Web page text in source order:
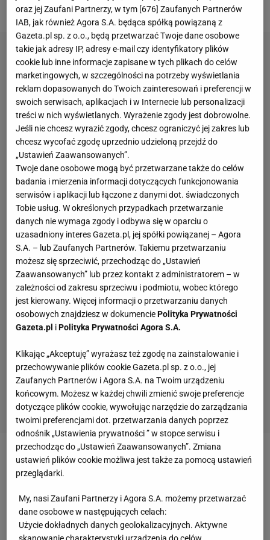
zrobił to zgodnie z przepisami.
Zobacz wideoKibole grożą, przełomowe informacje!
Co z wielkim finałem Pucharu Polski?
Kuriozum w Championship. Bramkarz ledwo
wcisnął arcyważnego gola... Powinien być uznany?
oraz jej Zaufani Partnerzy, w tym [676] Zaufanych Partnerów
IAB, jak również Agora S.A. będąca spółką powiązaną z
Gazeta.pl sp. z o.o., będą przetwarzać Twoje dane osobowe
takie jak adresy IP, adresy e-mail czy identyfikatory plików
cookie lub inne informacje zapisane w tych plikach do celów
marketingowych, w szczególności na potrzeby wyświetlania
reklam dopasowanych do Twoich zainteresowań i preferencji w
swoich serwisach, aplikacjach i w Internecie lub personalizacji
treści w nich wyświetlanych. Wyrażenie zgody jest dobrowolne.
Jeśli nie chcesz wyrazić zgody, chcesz ograniczyć jej zakres lub
chcesz wycofać zgodę uprzednio udzieloną przejdź do
„Ustawień Zaawansowanych”.
Twoje dane osobowe mogą być przetwarzane także do celów
badania i mierzenia informacji dotyczących funkcjonowania
serwisów i aplikacji lub łączone z danymi dot. świadczonych
Tobie usług. W określonych przypadkach przetwarzanie
danych nie wymaga zgody i odbywa się w oparciu o
uzasadniony interes Gazeta.pl, jej spółki powiązanej – Agora
S.A. – lub Zaufanych Partnerów. Takiemu przetwarzaniu
możesz się sprzeciwić, przechodząc do „Ustawień
Zaawansowanych” lub przez kontakt z administratorem – w
zależności od zakresu sprzeciwu i podmiotu, wobec którego
jest kierowany. Więcej informacji o przetwarzaniu danych
osobowych znajdziesz w dokumenciePolityka Prywatności
Gazeta.pl iPolityka Prywatności Agora S.A.
Klikając „Akceptuję” wyrażasz też zgodę na zainstalowanie i
przechowywanie plików cookie Gazeta.pl sp. z o.o., jej
Zaufanych Partnerów i Agora S.A. na Twoim urządzeniu
końcowym. Możesz w każdej chwili zmienić swoje preferencje
dotyczące plików cookie, wywołując narzędzie do zarządzania
twoimi preferencjami dot. przetwarzania danych poprzez
odnośnik „Ustawienia prywatności ” w stopce serwisu i
przechodząc do „Ustawień Zaawansowanych”. Zmiana
ustawień plików cookie możliwa jest także za pomocą ustawień
przeglądarki.
My, nasi Zaufani Partnerzy i Agora S.A. możemy przetwarzać
dane osobowe w następujących celach:
Użycie dokładnych danych geolokalizacyjnych. Aktywne